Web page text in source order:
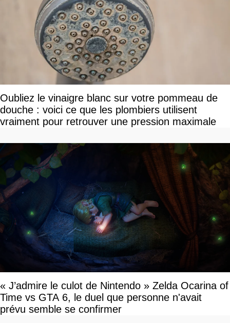
Oubliez le vinaigre blanc sur votre pommeau de
douche : voici ce que les plombiers utilisent
vraiment pour retrouver une pression maximale
« J’admire le culot de Nintendo » Zelda Ocarina of
Time vs GTA 6, le duel que personne n'avait
prévu semble se confirmer